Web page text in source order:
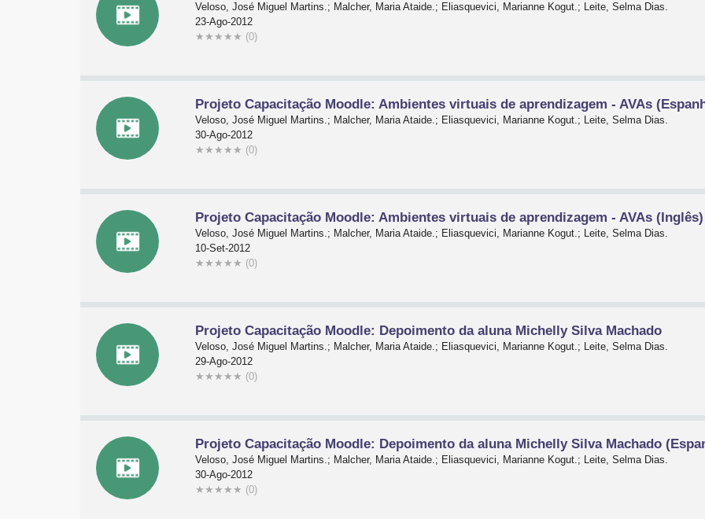
Veloso, José Miguel Martins.; Malcher, Maria Ataide.; Eliasquevici, Marianne Kogut.; Leite, Selma Dias.
23-Ago-2012
★ ★ ★ ★ ★ (0)
Projeto Capacitação Moodle: Ambientes virtuais de aprendizagem - AVAs
Veloso, José Miguel Martins.; Malcher, Maria Ataide.; Eliasquevici, Marianne Kogut.; Leite, Selma Dias.
30-Ago-2012
★ ★ ★ ★ ★ (0)
Projeto Capacitação Moodle: Ambientes virtuais de aprendizagem - AVAs (Inglês)
Veloso, José Miguel Martins.; Malcher, Maria Ataide.; Eliasquevici, Marianne Kogut.; Leite, Selma Dias.
10-Set-2012
★ ★ ★ ★ ★ (0)
Projeto Capacitação Moodle: Depoimento da aluna Michelly Silva Machado
Veloso, José Miguel Martins.; Malcher, Maria Ataide.; Eliasquevici, Marianne Kogut.; Leite, Selma Dias.
29-Ago-2012
★ ★ ★ ★ ★ (0)
Projeto Capacitação Moodle: Depoimento da aluna Michelly Silva Machado
Veloso, José Miguel Martins.; Malcher, Maria Ataide.; Eliasquevici, Marianne Kogut.; Leite, Selma Dias.
30-Ago-2012
★ ★ ★ ★ ★ (0)